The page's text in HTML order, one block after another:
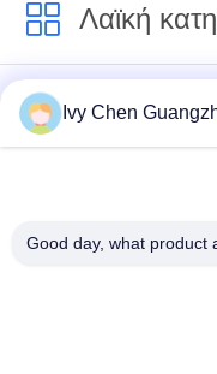
Λαϊκή
Εμπορικός
μαγειρεύοντας
εξοπλισμός
εξοπλισμός
Ivy Chen
Good day, what product